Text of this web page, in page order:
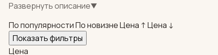
свадеб и праздников. Доставим по Москве своей
службой, по регионам — СДЭК. Возможен самовывоз.
Развернуть описание▼
По популярностиПо новизнеЦена ↑ Цена ↓
Показать фильтры
Цена